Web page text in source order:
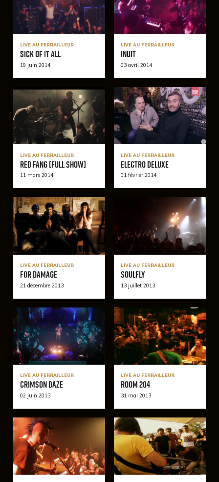
LIVE AU FERRAILLEUR
Sick Of It All
19 juin 2014
LIVE AU FERRAILLEUR
Inuit
03 avril 2014
LIVE AU FERRAILLEUR
Red Fang (Full Show)
11 mars 2014
LIVE AU FERRAILLEUR
Electro Deluxe
01 février 2014
LIVE AU FERRAILLEUR
For Damage
21 décembre 2013
LIVE AU FERRAILLEUR
Soulfly
13 juillet 2013
LIVE AU FERRAILLEUR
Crimson Daze
02 juin 2013
LIVE AU FERRAILLEUR
Room 204
31 mai 2013